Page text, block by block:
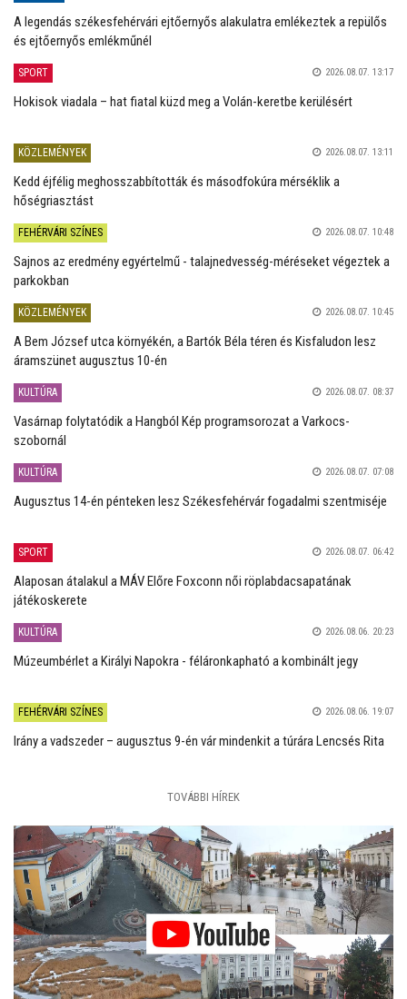
A legendás székesfehérvári ejtőernyős alakulatra emlékeztek a repülős
és ejtőernyős emlékműnél
SPORT 2026.08.07. 13:17
Hokisok viadala – hat fiatal küzd meg a Volán-keretbe kerülésért
KÖZLEMÉNYEK 2026.08.07. 13:11
Kedd éjfélig meghosszabbították és másodfokúra mérséklik a
hőségriasztást
FEHÉRVÁRI SZÍNES 2026.08.07. 10:48
Sajnos az eredmény egyértelmű - talajnedvesség-méréseket végeztek a
parkokban
KÖZLEMÉNYEK 2026.08.07. 10:45
A Bem József utca környékén, a Bartók Béla téren és Kisfaludon lesz
áramszünet augusztus 10-én
KULTÚRA 2026.08.07. 08:37
Vasárnap folytatódik a Hangból Kép programsorozat a Varkocs-
szobornál
KULTÚRA 2026.08.07. 07:08
Augusztus 14-én pénteken lesz Székesfehérvár fogadalmi szentmiséje
SPORT 2026.08.07. 06:42
Alaposan átalakul a MÁV Előre Foxconn női röplabdacsapatának
játékoskerete
KULTÚRA 2026.08.06. 20:23
Múzeumbérlet a Királyi Napokra - féláronkapható a kombinált jegy
FEHÉRVÁRI SZÍNES 2026.08.06. 19:07
Irány a vadszeder – augusztus 9-én vár mindenkit a túrára Lencsés Rita
TOVÁBBI HÍREK